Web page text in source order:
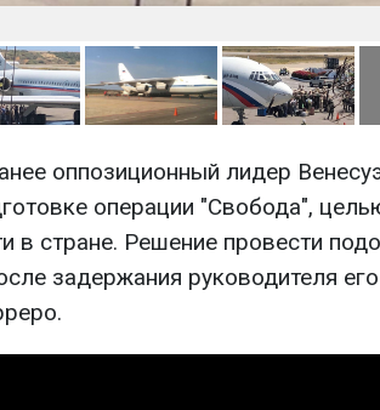
оппозиционный лидер
операции "Свобода",
в стране. Решение провести
задержания руководителя